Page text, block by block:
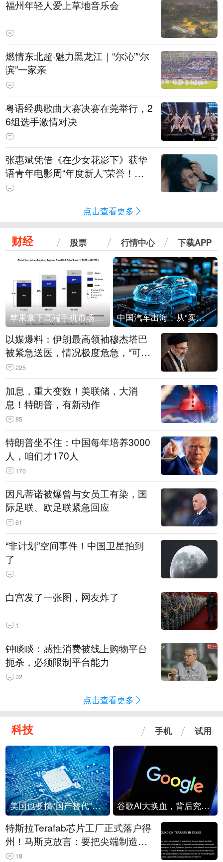
福州年轻人爱上草地音乐会
燃情东北超·魅力黑龙江｜“尔沁”“尔
滨”一家亲
粤语经典歌曲大赛决赛在莞举行，2
6组选手激情对决
张惠斌凭借《在少女花影下》获华
语青年电影周“年度新人”荣誉！该
电影全程在广州取景，采用粤语对
白，主演均为广州本土演员
点击查看更多
财经 股票 行情中心 下载APP
苹果拿下高端手机市场65%的份额：iPhone 17系列功不可没 中国汽车出海：从“卖出去”到“走进去”
以媒爆料：伊朗最高领袖穆杰塔巴
被紧急送医，情况极度危急，“可能
随时会死去”
225
加息，重大变数！美联储，大消
息！特朗普，有新动作
85
特朗普坐不住：中国每年培养3000
人，咱们才170人
170
因凡蒂诺被爆曾与女员工有染，国
际足联、欧足联紧急回应
61
“非计划”空间事件！中国卫星拍到
了
白宫发了一张图，网友炸了
1
钟睒睒：感性消费被线上购物平台
扼杀，必须限制平台能力
32
点击查看更多
科技 手机 试用
美国也要搞“国产替代”？先算清三笔账 谷歌AI大换血，背后究竟发生了什么？
特斯拉Terafab芯片工厂正式落户得
州！马斯克放言：要把尖端制造带
回美国
18